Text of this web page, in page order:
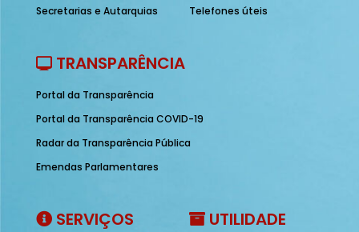
Secretarias e Autarquias
Telefones úteis
TRANSPARÊNCIA
Portal da Transparência
Portal da Transparência COVID-19
Radar da Transparência Pública
Emendas Parlamentares
SERVIÇOS UTILIDADE